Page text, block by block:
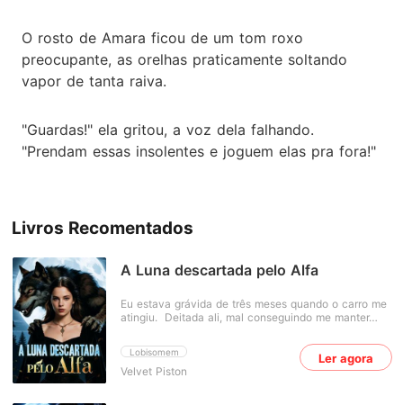
O rosto de Amara ficou de um tom roxo
preocupante, as orelhas praticamente soltando
vapor de tanta raiva.
"Guardas!" ela gritou, a voz dela falhando.
"Prendam essas insolentes e joguem elas pra fora!"
Livros Recomentados
A Luna descartada pelo Alfa
Lobisomem
Velvet Piston
Eu estava grávida de três meses quando o carro me
atingiu. Deitada ali, mal conseguindo me manter
várias vezes, mas ele não atendeu. Quando
finalmente acordei da dor, vi uma postagem de Ivy,
a primeira paixão dele: "Obrigada, Alfa, por saber o
Ler agora